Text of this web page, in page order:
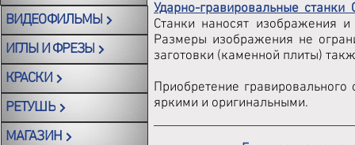
Ударно-гравировальные станки
Станки наносят изображения
Размеры изображения не
заготовки (каменной плиты)
Приобретение
яркими и оригинальными.
ВИДЕОФИЛЬМЫ
ИГЛЫ И ФРЕЗЫ
КРАСКИ
РЕТУШЬ
МАГАЗИН